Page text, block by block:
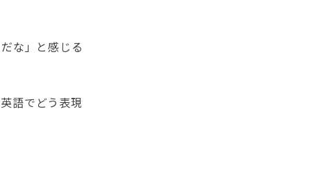
な」と感じる
語でどう表現